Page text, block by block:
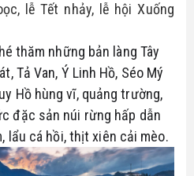
lễ Tết nhảy, lễ hội Xuống
thăm những bản làng Tây
Tả Van, Ý Linh Hồ, Séo Mý
Hồ hùng vĩ, quảng trường,
đặc sản núi rừng hấp dẫn
lẩu cá hồi, thịt xiên cải mèo.